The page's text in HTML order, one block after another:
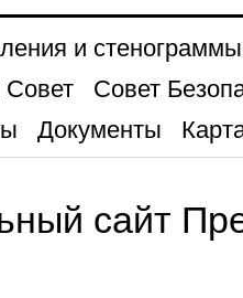
и стенограммы
Совет
Совет
Документы
сайт